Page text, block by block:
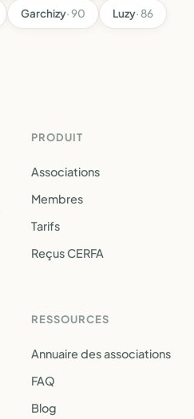
Garchizy· 90 Luzy· 86
PRODUIT
Associations
Membres
Tarifs
Reçus CERFA
RESSOURCES
Annuaire des associations
FAQ
Blog